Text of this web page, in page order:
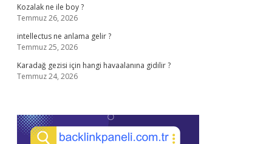
Kozalak ne ile boy ?
Temmuz 26, 2026
intellectus ne anlama gelir ?
Temmuz 25, 2026
Karadağ gezisi için hangi havaalanına gidilir ?
Temmuz 24, 2026